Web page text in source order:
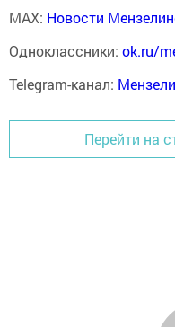
MAX: Новости
Одноклассники: ok.ru/
Telegram-канал:
Перейти на